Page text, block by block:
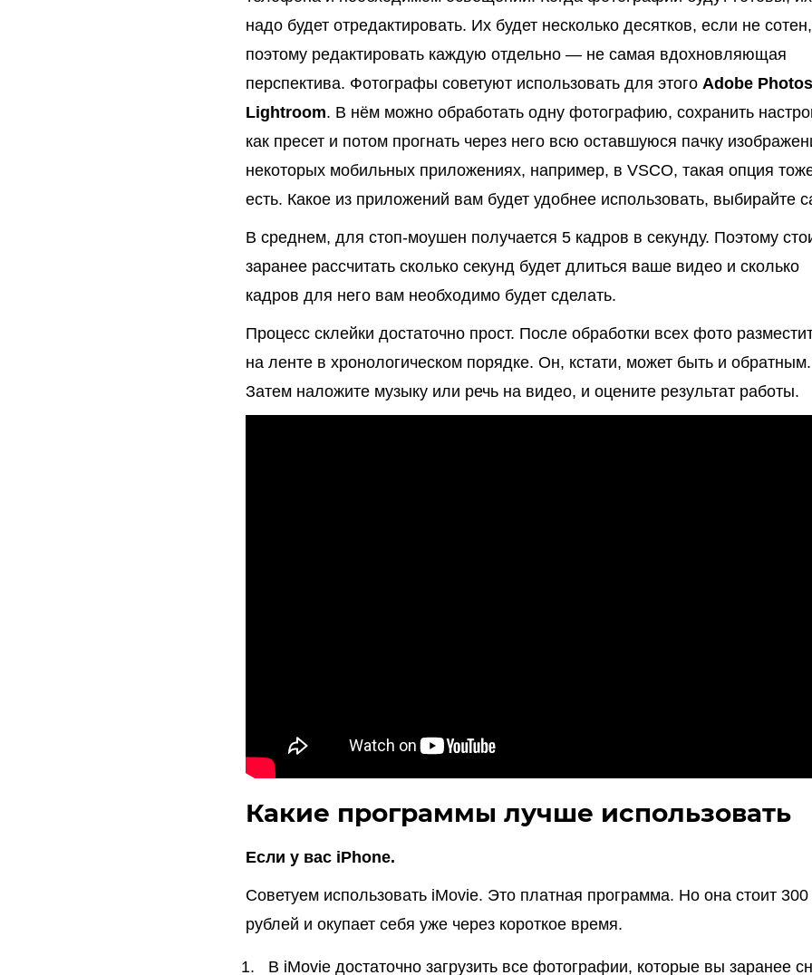
надо будет отредактировать. Их будет несколько десятков, если не сотен,
поэтому редактировать каждую отдельно — не самая вдохновляющая
перспектива. Фотографы советуют использовать для этого Adobe
Lightroom. В нём можно обработать одну фотографию, сохранить
как пресет и потом прогнать через него всю оставшуюся пачку
некоторых мобильных приложениях, например, в VSCO, такая опция
есть. Какое из приложений вам будет удобнее использовать, выбирайте
В среднем, для стоп-моушен получается 5 кадров в секунду. Поэтому
заранее рассчитать сколько секунд будет длиться ваше видео и сколько
кадров для него вам необходимо будет сделать.
Процесс склейки достаточно прост. После обработки всех фото
на ленте в хронологическом порядке. Он, кстати, может быть и обратным.
Затем наложите музыку или речь на видео, и оцените результат работы.
Какие программы лучше использовать
Если у вас iPhone.
Советуем использовать iMovie. Это платная программа. Но она стоит 300
рублей и окупает себя уже через короткое время.
В iMovie достаточно загрузить все фотографии, которые вы заранее